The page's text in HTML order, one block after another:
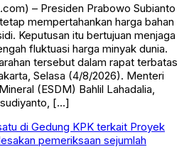
– Presiden Prabowo Subianto
mempertahankan harga bahan
Keputusan itu bertujuan menjaga
fluktuasi harga minyak dunia.
tersebut dalam rapat terbatas
Selasa (4/8/2026). Menteri
(ESDM) Bahlil Lahadalia,
[…]